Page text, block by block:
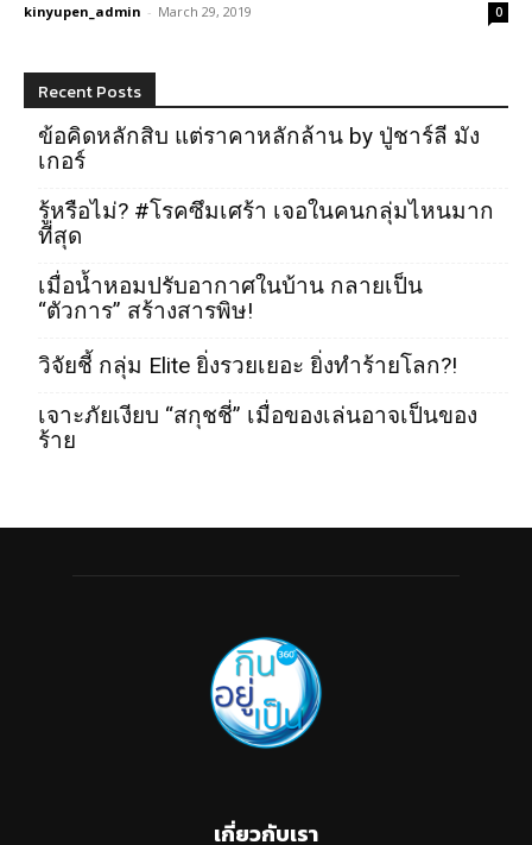
kinyupen_admin - March 29, 2019 0
Recent Posts
ข้อคิดหลักสิบ แต่ราคาหลักล้าน by ปู่ชาร์ลี มัง
เกอร์
รู้หรือไม่? #โรคซึมเศร้า เจอในคนกลุ่มไหนมาก
ที่สุด
เมื่อน้ำหอมปรับอากาศในบ้าน กลายเป็น
“ตัวการ” สร้างสารพิษ!
วิจัยชี้ กลุ่ม Elite ยิ่งรวยเยอะ ยิ่งทำร้ายโลก?!
เจาะภัยเงียบ “สกุชชี่” เมื่อของเล่นอาจเป็นของ
ร้าย
เกี่ยวกับเรา